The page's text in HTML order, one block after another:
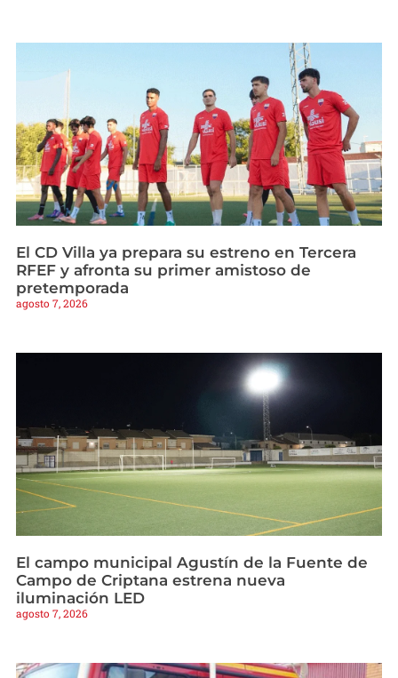
El CD Villa ya prepara su estreno en Tercera
RFEF y afronta su primer amistoso de
pretemporada
agosto 7, 2026
El campo municipal Agustín de la Fuente de
Campo de Criptana estrena nueva
iluminación LED
agosto 7, 2026